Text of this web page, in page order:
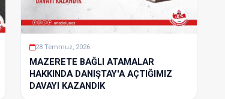
28 Temmuz, 2026
MAZERETE BAĞLI ATAMALAR
HAKKINDA DANIŞTAY'A AÇTIĞIMIZ
DAVAYI KAZANDIK